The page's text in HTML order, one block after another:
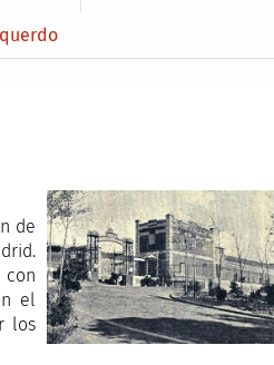
de
con
el
los